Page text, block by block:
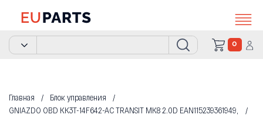
0
Главная
Блок управления
GNIAZDO OBD KK3T-14F642-AC TRANSIT MK8 2.0D EAN115239361949,